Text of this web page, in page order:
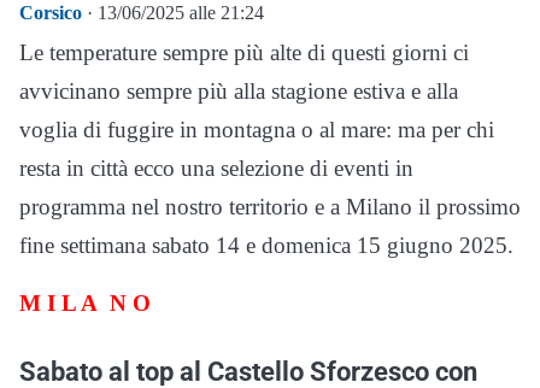
Corsico · 13/06/2025 alle 21:24
Le temperature sempre più alte di questi giorni ci
avvicinano sempre più alla stagione estiva e alla
voglia di fuggire in montagna o al mare: ma per chi
resta in città ecco una selezione di eventi in
programma nel nostro territorio e a Milano il prossimo
fine settimana sabato 14 e domenica 15 giugno 2025.
M I L A N O
Sabato al top al Castello Sforzesco con